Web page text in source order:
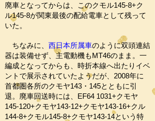
廃車となってからは、このクモル145-8+ク
ル145-8が関東最後の配給電車として残って
いた。
ちなみに、 西日本所属車のように双頭連結
器は装備せず、主電動機もMT46のまま。一
編成となってからも、時折本線へ出たりイベ
ントで展示されていたようだが、2008年に
首都圏各所のクモヤ143・145とともに引
退。廃車回送時には、EF64 1031+クモヤ
145-120+クモヤ143-12+クモヤ143-16+クル
144-8+クモル145-8+クモヤ143-14という特